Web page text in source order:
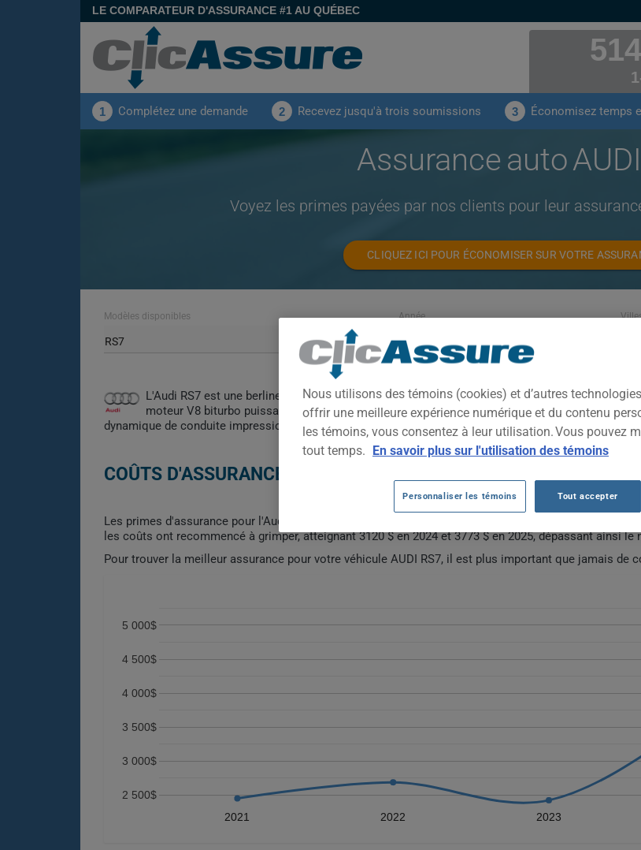
LE COMPARATEUR D'ASSURANCE #1 AU QUÉBEC
1 Complétez une demande 2 Recevez jusqu'à trois soumissions 3 Économisez temps
Assurance auto
Voyez les primes payées par nos clients pour leur
CLIQUEZ ICI POUR ÉCONOMISER SUR VOTRE
Modèles disponibles
RS7
Année
TOUTES LES ANNÉES
L'Audi RS7 est une berline sportive haut de gamme qui allie élégance et performances
moteur V8 biturbo puissant, elle offre une expérience de conduite à la fois luxueuse et
dynamique de conduite impressionnante en font un choix prisé pour les conducteurs recherchant le
COÛTS D'ASSURANCE AUTO AUDI RS7 AU FIL DES 5 DERNIÈRES
Les primes d'assurance pour l'Audi RS7 montrent une fluctuation notable entre 2022 et 2025. Après
les coûts ont recommencé à grimper, atteignant 3120 $ en 2024 et 3773 $ en 2025, dépassant ainsi le
Pour trouver la meilleur assurance pour votre véhicule AUDI RS7, il est plus important que jamais de
2021 2022 2023
2 500$
3 000$
3 500$
4 000$
4 500$
5 000$
Nous utilisons des témoins (cookies) et d’autres
offrir une meilleure expérience numérique et du contenu
les témoins, vous consentez à leur utilisation. Vous pouvez
tout temps. En savoir plus sur l'utilisation des témoins
Personnaliser les témoins Tout accepter